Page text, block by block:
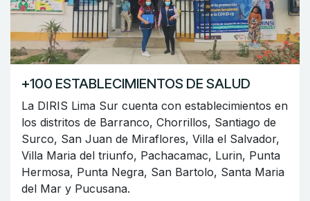
+100 ESTABLECIMIENTOS DE SALUD
La DIRIS Lima Sur cuenta con establecimientos en
los distritos de Barranco, Chorrillos, Santiago de
Surco, San Juan de Miraflores, Villa el Salvador,
Villa Maria del triunfo, Pachacamac, Lurin, Punta
Hermosa, Punta Negra, San Bartolo, Santa Maria
del Mar y Pucusana.